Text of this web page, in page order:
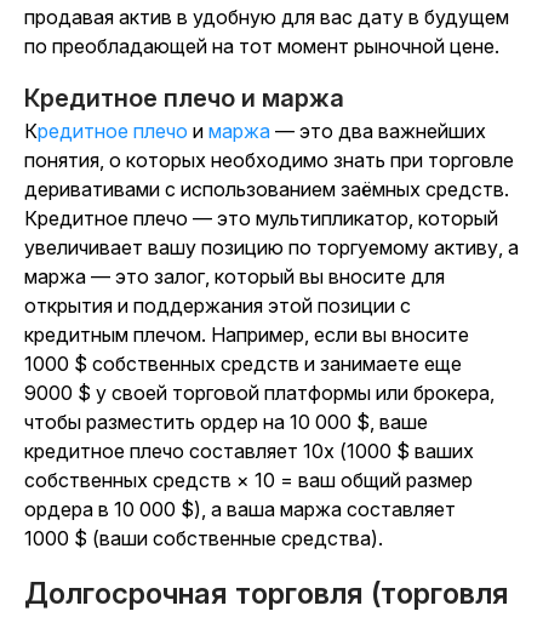
продавая актив в удобную для вас дату в будущем
по преобладающей на тот момент рыночной цене.
Кредитное плечо и маржа
Кредитное плечо и маржа — это два важнейших
понятия, о которых необходимо знать при торговле
деривативами с использованием заёмных средств.
Кредитное плечо — это мультипликатор, который
увеличивает вашу позицию по торгуемому активу, а
маржа — это залог, который вы вносите для
открытия и поддержания этой позиции с
кредитным плечом. Например, если вы вносите
1000 $ собственных средств и занимаете еще
9000 $ у своей торговой платформы или брокера,
чтобы разместить ордер на 10 000 $, ваше
кредитное плечо составляет 10x (1000 $ ваших
собственных средств × 10 = ваш общий размер
ордера в 10 000 $), а ваша маржа составляет
1000 $ (ваши собственные средства).
Долгосрочная торговля (торговля